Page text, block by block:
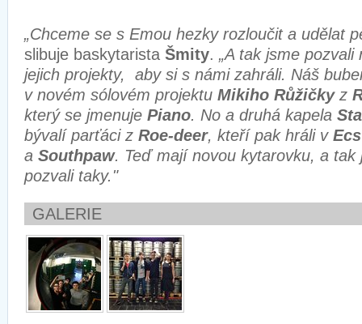
„Chceme se s Emou hezky rozloučit a udělat
slibuje baskytarista Šmity. „A tak jsme
jejich projekty, aby si s námi zahráli. Náš
v novém sólovém projektu Mikiho Růžičkyz
který se jmenuje Piano. No a druhá kapela
bývalí parťáci z Roe-deer, kteří pak hráli v
a Southpaw. Teď mají novou kytarovku, a tak
pozvali taky."
GALERIE